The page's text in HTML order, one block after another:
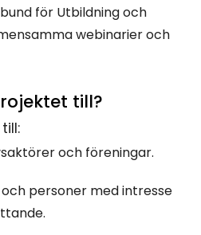
för Utbildning och
webinarier och
till?
och föreningar.
personer med intresse